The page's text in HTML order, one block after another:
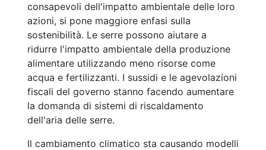
consapevoli dell'impatto ambientale delle loro
azioni, si pone maggiore enfasi sulla
sostenibilità. Le serre possono aiutare a
ridurre l'impatto ambientale della produzione
alimentare utilizzando meno risorse come
acqua e fertilizzanti. I sussidi e le agevolazioni
fiscali del governo stanno facendo aumentare
la domanda di sistemi di riscaldamento
dell'aria delle serre.
Il cambiamento climatico sta causando modelli